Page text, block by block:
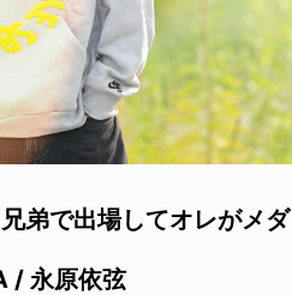
弟で出場してオレがメダ
/ 永原依弦